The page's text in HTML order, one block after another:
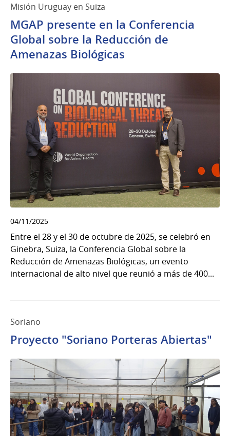
Misión Uruguay en Suiza
MGAP presente en la Conferencia
Global sobre la Reducción de
Amenazas Biológicas
04/11/2025
Entre el 28 y el 30 de octubre de 2025, se celebró en
Ginebra, Suiza, la Conferencia Global sobre la
Reducción de Amenazas Biológicas, un evento
internacional de alto nivel que reunió a más de 400...
Soriano
Proyecto "Soriano Porteras Abiertas"